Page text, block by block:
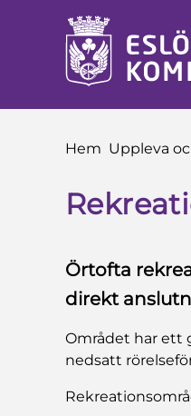
till innehåll
till sidomeny
Du är här:
Hem Uppleva
Örtofta
direkt
Området har ett
nedsatt